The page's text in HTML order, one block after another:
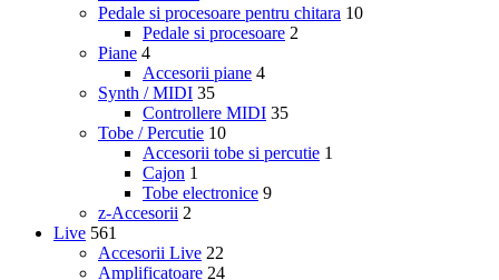
Pedale si procesoare pentru chitara 10
Pedale si procesoare 2
Piane 4
Accesorii piane 4
Synth / MIDI 35
Controllere MIDI 35
Tobe / Percutie 10
Accesorii tobe si percutie 1
Cajon 1
Tobe electronice 9
z-Accesorii 2
Live 561
Accesorii Live 22
Amplificatoare 24